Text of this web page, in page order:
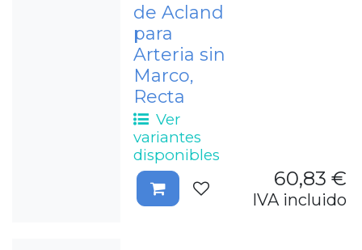
de Acland
para
Arteria sin
Marco,
Recta
Ver
variantes
disponibles
60,83 €
IVA incluido